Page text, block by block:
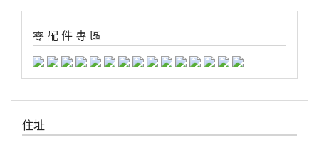
零 配 件 專 區
住址